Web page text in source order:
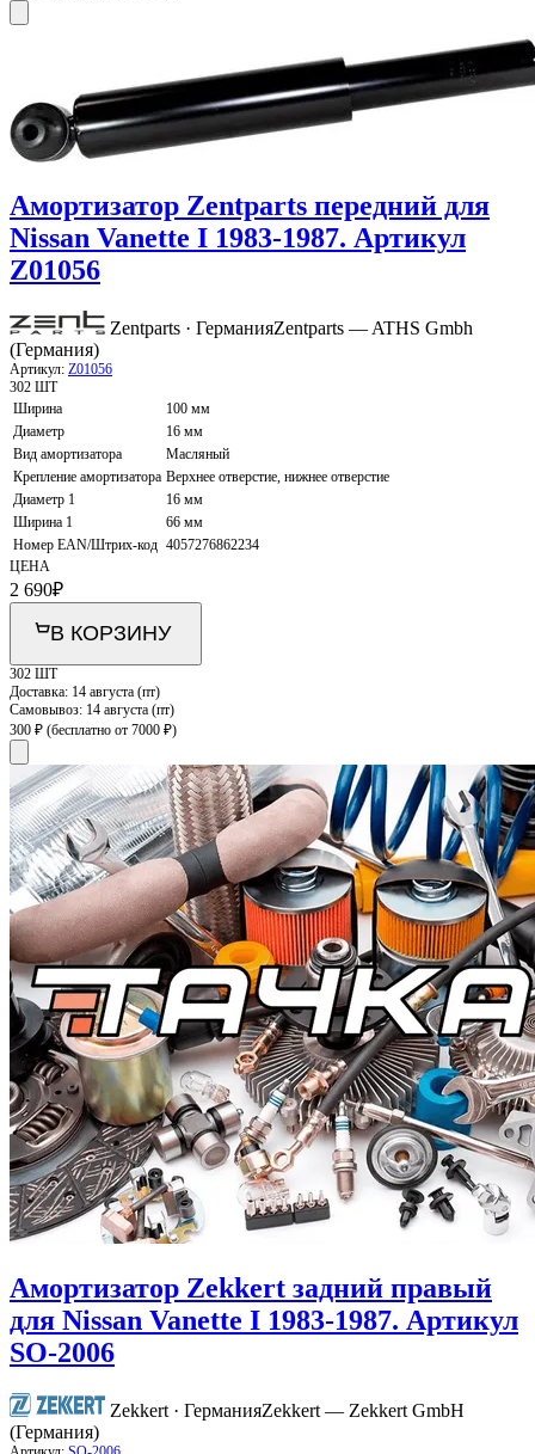
Амортизатор Zentparts передний для
Nissan Vanette I 1983-1987. Артикул
Z01056
Zentparts · ГерманияZentparts — ATHS Gmbh
(Германия)
Артикул: Z01056
302 ШТ
Ширина
100 мм
Диаметр
16 мм
Вид амортизатора
Масляный
Крепление амортизатора Верхнее отверстие, нижнее отверстие
Диаметр 1
16 мм
Ширина 1
66 мм
Номер EAN/Штрих-код 4057276862234
ЦЕНА
2 690₽
В КОРЗИНУ
302 ШТ
Доставка: 14 августа (пт)
Самовывоз: 14 августа (пт)
300 ₽ (бесплатно от 7000 ₽)
Амортизатор Zekkert задний правый
для Nissan Vanette I 1983-1987. Артикул
SO-2006
Zekkert · ГерманияZekkert — Zekkert GmbH
(Германия)